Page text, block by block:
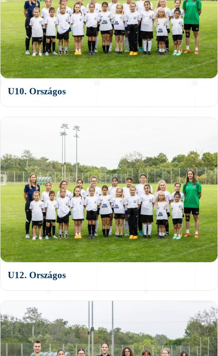
U10. Országos
U12. Országos